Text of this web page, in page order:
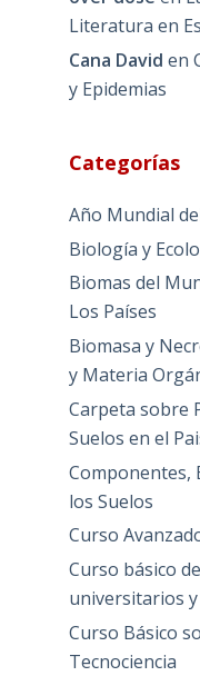
Literatura en
Cana David en
y Epidemias
Categorías
Año Mundial
Biología y
Biomas del
Los Países
Biomasa y
y Materia
Carpeta sobre
Suelos en el
Componentes,
los Suelos
Curso
Curso básico
universitarios
Curso Básico
Tecnociencia